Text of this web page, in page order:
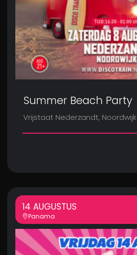
Summer Beach Party
Vrijstaat Nederzandt, Noordwijk
14 AUGUSTUS
Panama